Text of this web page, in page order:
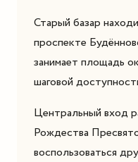
Старый базар
проспекте
занимает площадь
шаговой
Центральный вход
Рождества
воспользоваться